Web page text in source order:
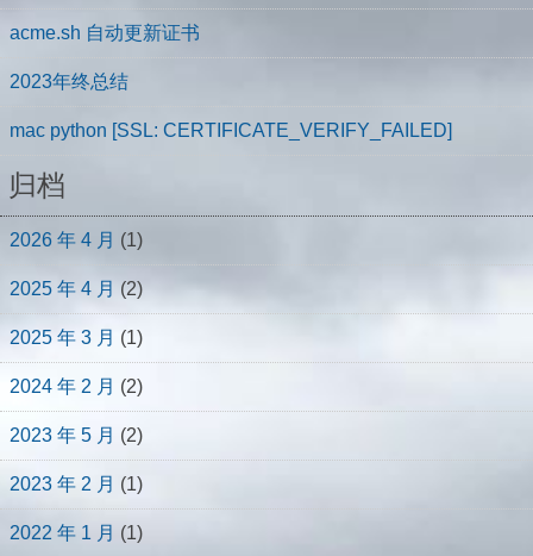
acme.sh 自动更新证书
2023年终总结
mac python [SSL: CERTIFICATE_VERIFY_FAILED]
归档
2026 年 4 月 (1)
2025 年 4 月 (2)
2025 年 3 月 (1)
2024 年 2 月 (2)
2023 年 5 月 (2)
2023 年 2 月 (1)
2022 年 1 月 (1)